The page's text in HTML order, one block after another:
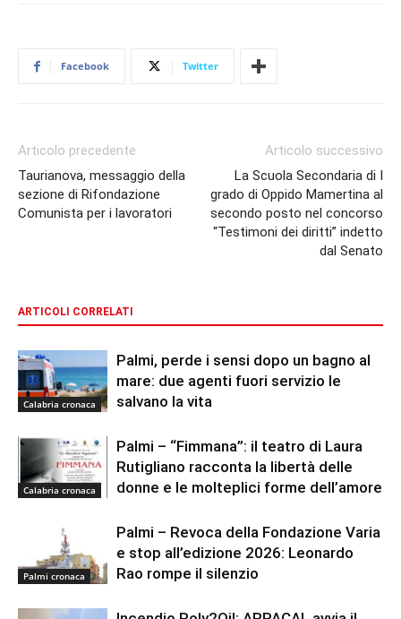
Facebook Twitter
Articolo precedente
Taurianova, messaggio della
sezione di Rifondazione
Comunista per i lavoratori
Articolo successivo
La Scuola Secondaria di I
grado di Oppido Mamertina al
secondo posto nel concorso
“Testimoni dei diritti” indetto
dal Senato
ARTICOLI CORRELATI
Calabria cronaca
Palmi, perde i sensi dopo un bagno al
mare: due agenti fuori servizio le
salvano la vita
Calabria cronaca
Palmi – “Fimmana”: il teatro di Laura
Rutigliano racconta la libertà delle
donne e le molteplici forme dell’amore
Palmi cronaca
Palmi – Revoca della Fondazione Varia
e stop all’edizione 2026: Leonardo
Rao rompe il silenzio